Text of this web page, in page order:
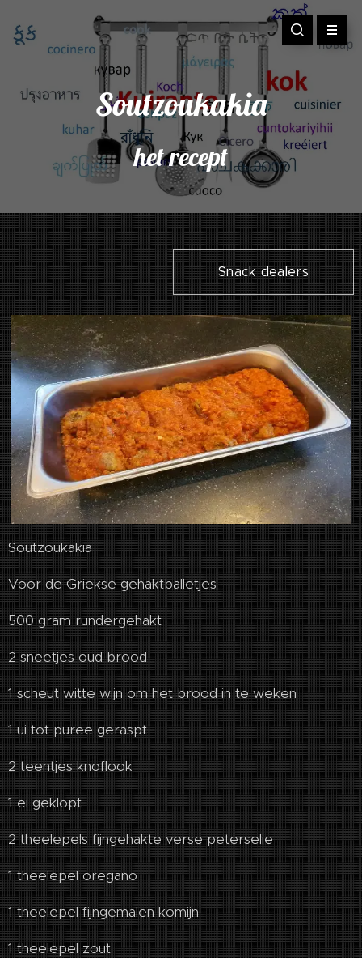
Soutzoukakia
het recept
Snack dealers
Soutzoukakia
Voor de Griekse gehaktballetjes
500 gram rundergehakt
2 sneetjes oud brood
1 scheut witte wijn om het brood in te weken
1 ui tot puree geraspt
2 teentjes knoflook
1 ei geklopt
2 theelepels fijngehakte verse peterselie
1 theelepel oregano
1 theelepel fijngemalen komijn
1 theelepel zout